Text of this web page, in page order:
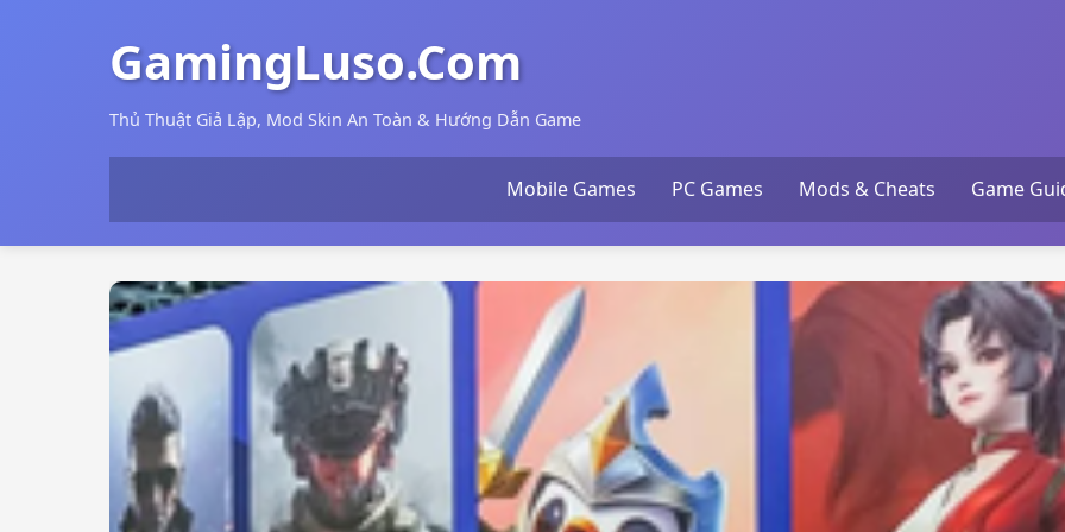
GamingLuso.Com
Thủ Thuật Giả Lập, Mod Skin An Toàn & Hướng Dẫn Game
Mobile Games PC Games Mods & Cheats Game